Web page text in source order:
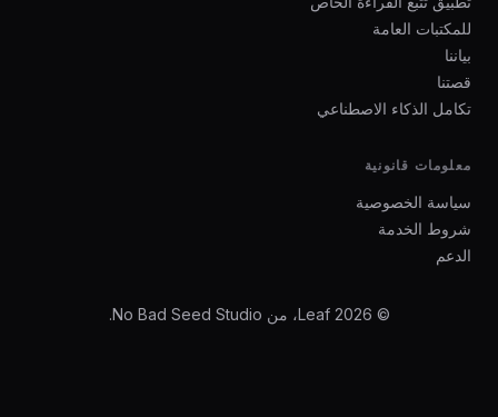
للمكتبات العامة
بياننا
قصتنا
تكامل الذكاء الاصطناعي
معلومات قانونية
سياسة الخصوصية
شروط الخدمة
الدعم
© 2026 Leaf، من No Bad Seed Studio.